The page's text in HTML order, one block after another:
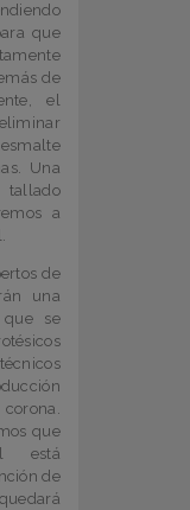
que
de
el
Una
tallado
a
de
una
se
que
está
de